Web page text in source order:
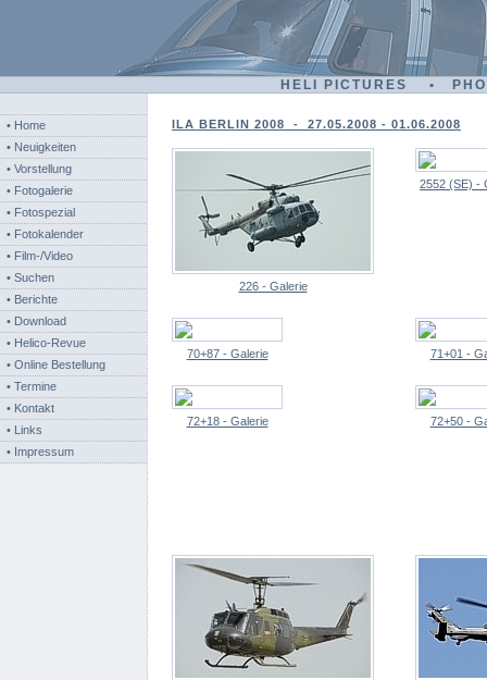
HELI PICTURES •
• Home
• Neuigkeiten
• Vorstellung
• Fotogalerie
• Fotospezial
• Fotokalender
• Film-/Video
• Suchen
• Berichte
• Download
• Helico-Revue
• Online Bestellung
• Termine
• Kontakt
• Links
• Impressum
ILA BERLIN 2008 - 27.05.2008 - 01.06.2008
226 - Galerie
2552 (SE) -
70+87 - Galerie 71+01 -
72+18 - Galerie 72+50 -